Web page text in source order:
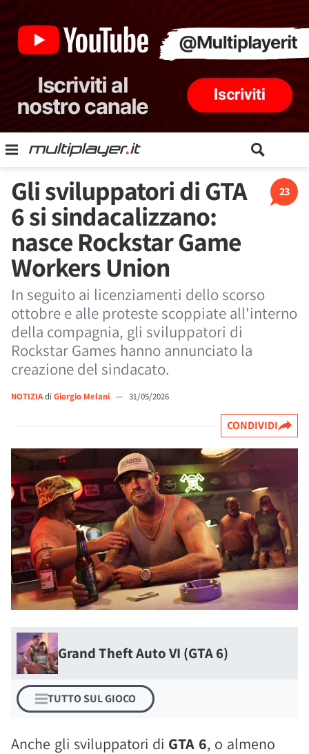
23
Gli sviluppatori di GTA
6 si sindacalizzano:
nasce Rockstar Game
Workers Union
In seguito ai licenziamenti dello scorso
ottobre e alle proteste scoppiate all'interno
della compagnia, gli sviluppatori di
Rockstar Games hanno annunciato la
creazione del sindacato.
NOTIZIAdi Giorgio Melani — 31/05/2026
CONDIVIDI
Grand Theft Auto VI (GTA 6)
TUTTO SUL GIOCO
Anche gli sviluppatori di GTA 6, o almeno